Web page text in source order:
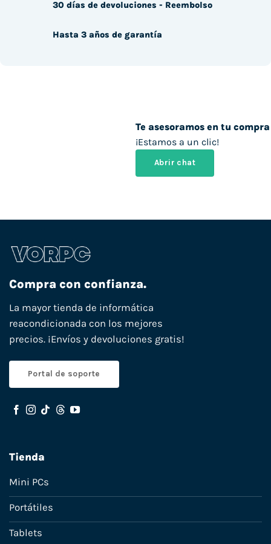
Te asesoramos en tu compra
¡Estamos a un clic!
Abrir chat
30 días de devoluciones - Reembolso
Hasta 3 años de garantía
Compra con confianza.
La mayor tienda de informática
reacondicionada con los mejores
precios. ¡Envíos y devoluciones gratis!
Portal de soporte
Tienda
Mini PCs
Portátiles
Tablets